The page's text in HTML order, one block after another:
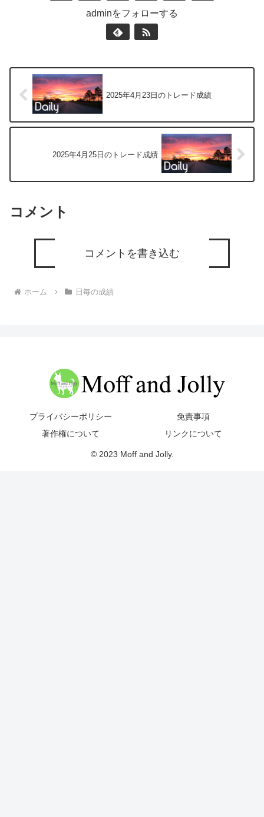
adminをフォローする
2025年4月23日のトレード成績
2025年4月25日のトレード成績
コメント
コメントを書き込む
ホーム 日毎の成績
プライバシーポリシー
免責事項
著作権について
リンクについて
© 2023 Moff and Jolly.